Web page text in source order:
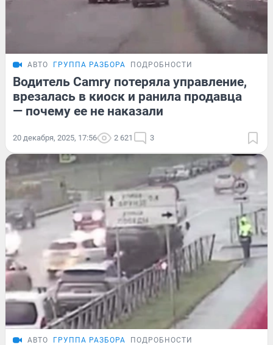
АВТО ГРУППА РАЗБОРА ПОДРОБНОСТИ
Водитель Camry потеряла управление,
врезалась в киоск и ранила продавца
— почему ее не наказали
20 декабря, 2025, 17:56 2 621 3
АВТО ГРУППА РАЗБОРА ПОДРОБНОСТИ